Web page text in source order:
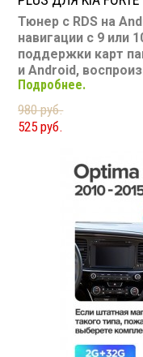
Тюнер с RDS на
навигации с 9 или
поддержки карт
и Android,
Bluetooth,
подходит для Kia
Размер: 1-DIN
Подсветка:
Воспроизведение
Экран: 9 или 10.1"
TV-тюнер: нет
SD карта: нет
AUX вход: есть
Пульт: нет
Bluetooth: есть
Съемная панель: нет
RCA (линейные)
Мощность 50 Вт х 4
Подробнее.
980 руб.
525 руб.